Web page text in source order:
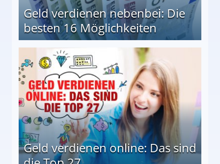
Geld verdienen nebenbei: Die
besten 16 Möglichkeiten
Geld verdienen online: Das sind